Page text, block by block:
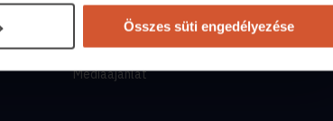
Összes süti engedélyezése
Munkanapokon10:00-17:00-ig
Médiaajánlat
Állások